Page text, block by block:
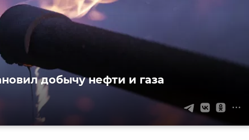
добычу нефти и газа